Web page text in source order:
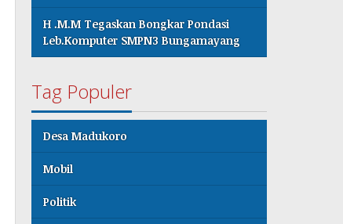
H .M.M Tegaskan Bongkar Pondasi
Leb.Komputer SMPN3 Bungamayang
Tag Populer
Desa Madukoro
Mobil
Politik